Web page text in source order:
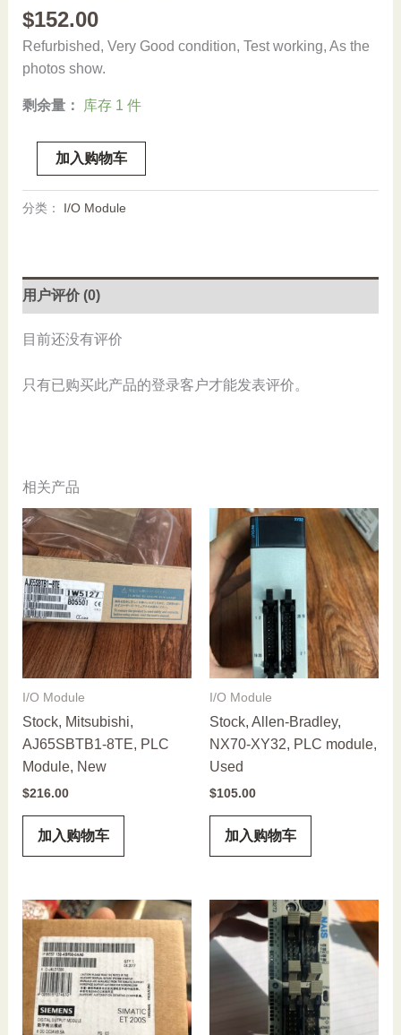
$152.00
Refurbished, Very Good condition, Test working, As the
photos show.
剩余量： 库存 1 件
Stock,
STAHL,
9001/01-
101,
数
加入购物车
分类： I/O Module
用户评价 (0)
目前还没有评价
只有已购买此产品的登录客户才能发表评价。
相关产品
I/O Module
Stock, Mitsubishi,
AJ65SBTB1-8TE, PLC
Module, New
$216.00
加入购物车
I/O Module
Stock, Allen-Bradley,
NX70-XY32, PLC module,
Used
$105.00
加入购物车